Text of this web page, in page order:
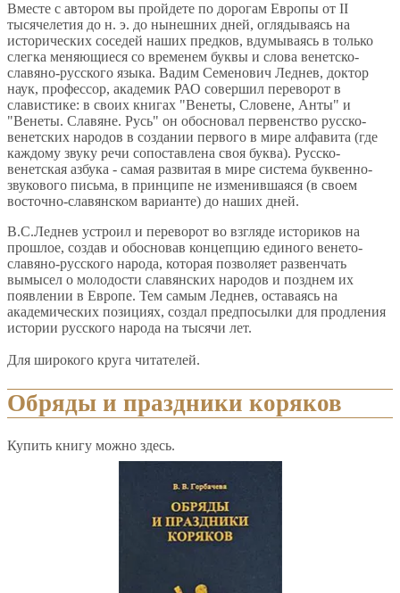
Вместе с автором вы пройдете по дорогам Европы от II
тысячелетия до н. э. до нынешних дней, оглядываясь на
исторических соседей наших предков, вдумываясь в только
слегка меняющиеся со временем буквы и слова венетско-
славяно-русского языка. Вадим Семенович Леднев, доктор
наук, профессор, академик РАО совершил переворот в
славистике: в своих книгах "Венеты, Словене, Анты" и
"Венеты. Славяне. Русь" он обосновал первенство русско-
венетских народов в создании первого в мире алфавита (где
каждому звуку речи сопоставлена своя буква). Русско-
венетская азбука - самая развитая в мире система буквенно-
звукового письма, в принципе не изменившаяся (в своем
восточно-славянском варианте) до наших дней.
B.C.Леднев устроил и переворот во взгляде историков на
прошлое, создав и обосновав концепцию единого венето-
славяно-русского народа, которая позволяет развенчать
вымысел о молодости славянских народов и позднем их
появлении в Европе. Тем самым Леднев, оставаясь на
академических позициях, создал предпосылки для продления
истории русского народа на тысячи лет.
Для широкого круга читателей.
Обряды и праздники коряков
Купить книгу можно здесь.